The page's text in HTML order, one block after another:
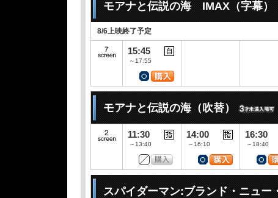
モアナと伝説の海 IMAX（字幕）
8/6上映終了予定
15:45
～17:55
モアナと伝説の海（吹替）
11:30
～13:40
14:00
～16:10
16:30
～18:40
スパイダーマン:ブランド・ニュ